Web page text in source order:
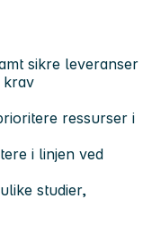
sikre leveranser
krav
ressurser i
i linjen ved
studier,